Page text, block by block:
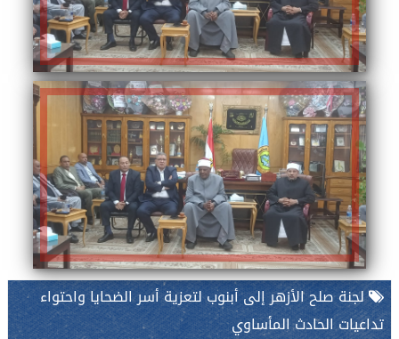
لجنة صلح الأزهر إلى أبنوب لتعزية أسر الضحايا واحتواء
تداعيات الحادث المأساوي